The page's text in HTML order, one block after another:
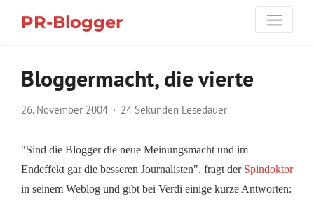
PR-Blogger
Bloggermacht, die vierte
26. November 2004 24 Sekunden Lesedauer
"Sind die Blogger die neue Meinungsmacht und im
Endeffekt gar die besseren Journalisten", fragt der Spindoktor
in seinem Weblog und gibt bei Verdi einige kurze Antworten: